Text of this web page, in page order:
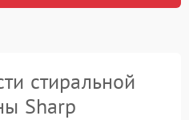
стиральной
Sharp